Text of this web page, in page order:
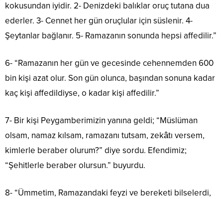
kokusundan iyidir. 2- Denizdeki balıklar oruç tutana dua
ederler. 3- Cennet her gün oruçlular için süslenir. 4-
Şeytanlar bağlanır. 5- Ramazanın sonunda hepsi affedilir.”
6- “Ramazanın her gün ve gecesinde cehennemden 600
bin kişi azat olur. Son gün olunca, başından sonuna kadar
kaç kişi affedildiyse, o kadar kişi affedilir.”
7- Bir kişi Peygamberimizin yanına geldi; “Müslüman
olsam, namaz kılsam, ramazanı tutsam, zekâtı versem,
kimlerle beraber olurum?” diye sordu. Efendimiz;
“Şehitlerle beraber olursun.” buyurdu.
8- “Ümmetim, Ramazandaki feyzi ve bereketi bilselerdi,